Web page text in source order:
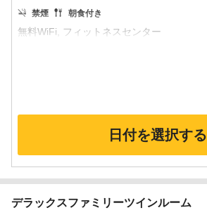
禁煙 朝食付き
日付を選択する
デラックスファミリーツインルーム